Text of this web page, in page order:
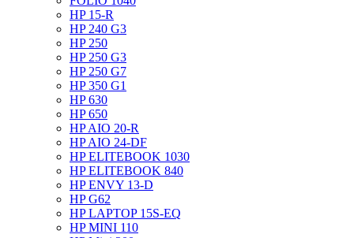
HP 15-R
HP 240 G3
HP 250
HP 250 G3
HP 250 G7
HP 350 G1
HP 630
HP 650
HP AIO 20-R
HP AIO 24-DF
HP ELITEBOOK 1030
HP ELITEBOOK 840
HP ENVY 13-D
HP G62
HP LAPTOP 15S-EQ
HP MINI 110